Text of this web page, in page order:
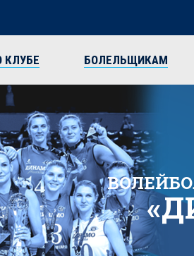
КЛУБЕ БОЛЕЛЬЩИКАМ